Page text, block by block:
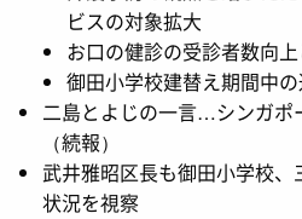
ビスの対象拡大
お口の健診の受診者数向
御田小学校建替え期間中
二島とよじの一言…シンガポ
（続報）
武井雅昭区長も御田小学校
状況を視察